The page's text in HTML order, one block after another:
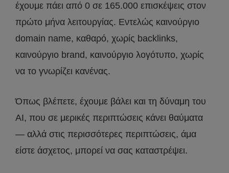
έχουμε πάει από 0 σε 165.000 επισκέψεις στον
πρώτο μήνα λειτουργίας. Εντελώς καινούργιο
domain name, καθαρό, χωρίς backlinks,
καινούργιο brand, καινούργιο λογότυπο, χωρίς
να το γνωρίζει κανένας.
Όπως βλέπετε, έχουμε βάλει και τη δύναμη του
AI, που σε μερικές περιπτώσεις κάνει θαύματα
— αλλά στις περισσότερες περιπτώσεις, άμα
είστε άσχετος, μπορεί να σας καταστρέψει.